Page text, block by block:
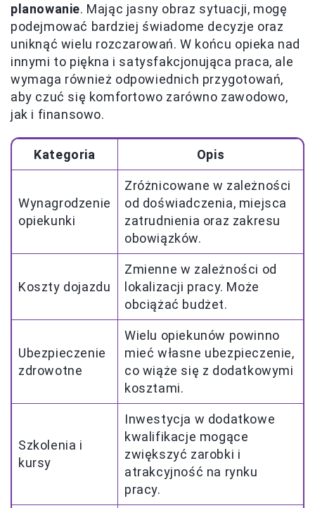
planowanie. Mając jasny obraz sytuacji, mogę
podejmować bardziej świadome decyzje oraz
uniknąć wielu rozczarowań. W końcu opieka nad
innymi to piękna i satysfakcjonująca praca, ale
wymaga również odpowiednich przygotowań,
aby czuć się komfortowo zarówno zawodowo,
jak i finansowo.
Kategoria Opis
Wynagrodzenie
opiekunki
Zróżnicowane w zależności
od doświadczenia, miejsca
zatrudnienia oraz zakresu
obowiązków.
Koszty dojazdu
Zmienne w zależności od
lokalizacji pracy. Może
obciążać budżet.
Ubezpieczenie
zdrowotne
Wielu opiekunów powinno
mieć własne ubezpieczenie,
co wiąże się z dodatkowymi
kosztami.
Szkolenia i
kursy
Inwestycja w dodatkowe
kwalifikacje mogące
zwiększyć zarobki i
atrakcyjność na rynku
pracy.